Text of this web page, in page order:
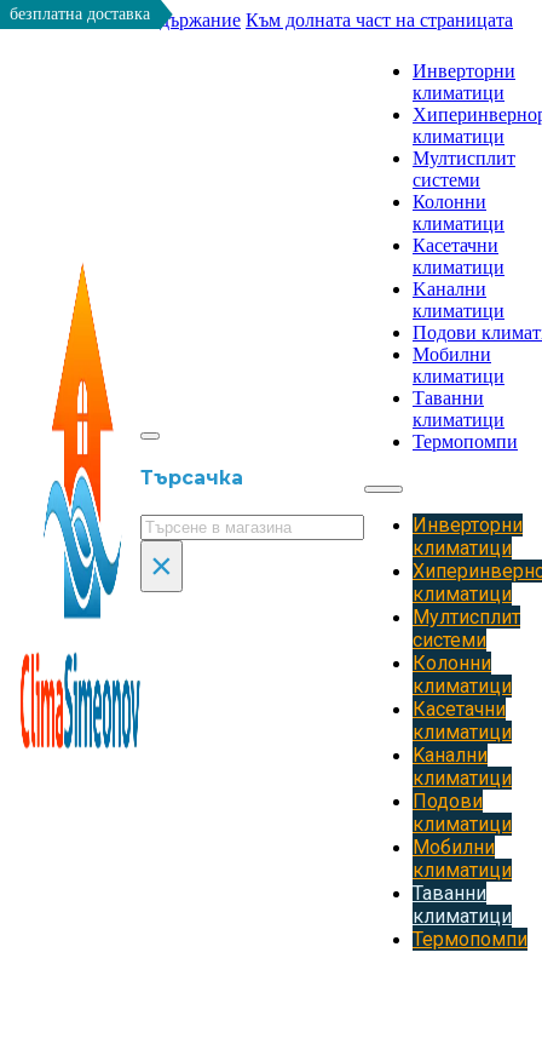
Към основното съдържание Към долната част на страницата
Търсачка
Търсене
×
Инверторни
климатици
климатици
Мултисплит
системи
Колонни
климатици
Касетачни
климатици
Kанални
климатици
Подови
Мобилни
климатици
Таванни
климатици
Термопомпи
Инверторни
климатици
климатици
Мултисплит
системи
Колонни
климатици
Касетачни
климатици
Kанални
климатици
Подови
климатици
Мобилни
климатици
Таванни
климатици
Термопомпи
безплатна доставка